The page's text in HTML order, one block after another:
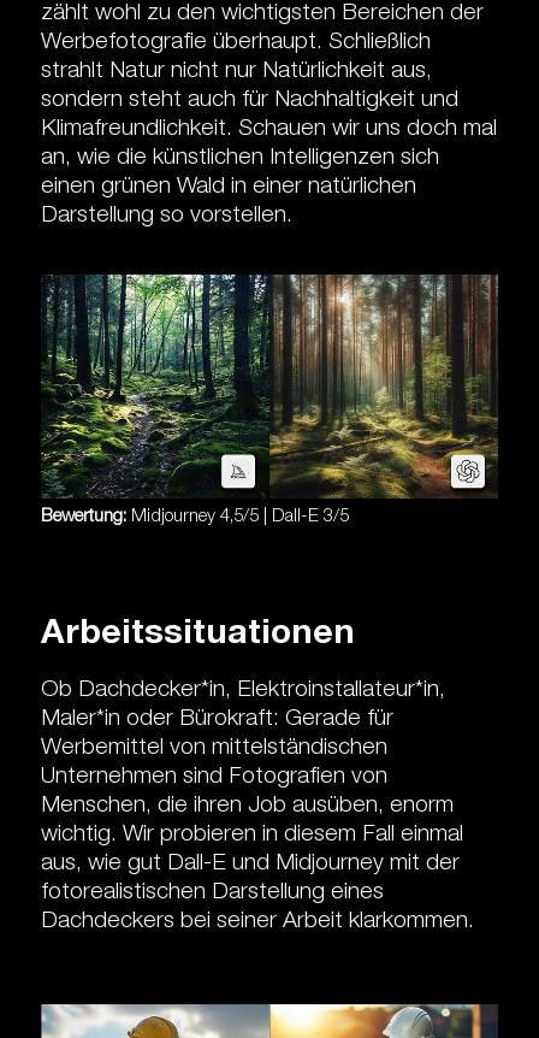
zählt wohl zu den wichtigsten Bereichen der
Werbefotografie überhaupt. Schließlich
strahlt Natur nicht nur Natürlichkeit aus,
sondern steht auch für Nachhaltigkeit und
Klimafreundlichkeit. Schauen wir uns doch mal
an, wie die künstlichen Intelligenzen sich
einen grünen Wald in einer natürlichen
Darstellung so vorstellen.
Bewertung:Midjourney 4,5/5 | Dall-E 3/5
Arbeitssituationen
Ob Dachdecker*in, Elektroinstallateur*in,
Maler*in oder Bürokraft: Gerade für
Werbemittel von mittelständischen
Unternehmen sind Fotografien von
Menschen, die ihren Job ausüben, enorm
wichtig. Wir probieren in diesem Fall einmal
aus, wie gut Dall-E und Midjourney mit der
fotorealistischen Darstellung eines
Dachdeckers bei seiner Arbeit klarkommen.